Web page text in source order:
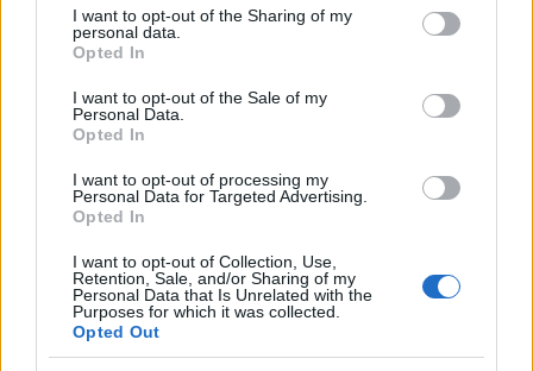
not limited to your visit or usage behaviour. You may click to
grant or deny consent to Google and its third-party tags to
use your data for below specified purposes in below Google
consent section.
I want to opt-out of the Sharing of my
personal data.
Opted In
I want to opt-out of the Sale of my
Personal Data.
Opted In
I want to opt-out of processing my
Personal Data for Targeted Advertising.
Opted In
I want to opt-out of Collection, Use,
Retention, Sale, and/or Sharing of my
Personal Data that Is Unrelated with the
Purposes for which it was collected.
Opted Out
2011Kockaszám: 57Minifig: 3Ára: 2.320 – 3.500 Ft II.
Mi van a dobozban? Valószínűleg a legtökéletesebb
Lego doboz, ami létezhet, méret és esztétika…
Olvasó játszik: 7307 Flying Mummy
Attack
2011. október 25.
Már az év eleji bejelentéskor felkeltette az
érdeklődésemet a Lego egyik legújabb
termékcsaládja, a Pharaoh’s Quest, ám nem azért,
mert annyira vonzódnék a homokhoz, a múmiákhoz